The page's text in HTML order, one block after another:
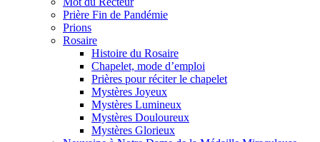
Prière Fin de Pandémie
Prions
Rosaire
Histoire du Rosaire
Chapelet, mode d’emploi
Prières pour réciter le chapelet
Mystères Joyeux
Mystères Lumineux
Mystères Douloureux
Mystères Glorieux